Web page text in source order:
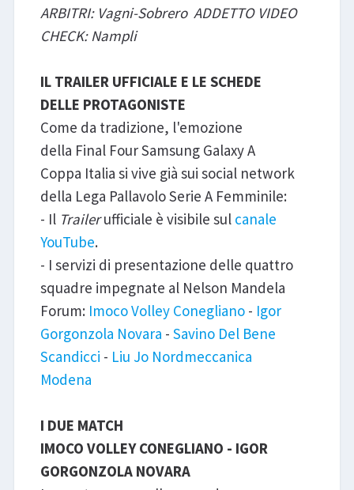
ARBITRI: Vagni-Sobrero ADDETTO VIDEO
CHECK: Nampli
IL TRAILER UFFICIALE E LE SCHEDE
DELLE PROTAGONISTE
Come da tradizione, l'emozione
della Final Four Samsung Galaxy A
Coppa Italia si vive già sui social network
della Lega Pallavolo Serie A Femminile:
- Il Trailerufficiale è visibile sul canale
YouTube.
- I servizi di presentazione delle quattro
squadre impegnate al Nelson Mandela
Forum: Imoco Volley Conegliano- Igor
Gorgonzola Novara - Savino Del Bene
Scandicci - Liu Jo Nordmeccanica
Modena
I DUE MATCH
IMOCO VOLLEY CONEGLIANO - IGOR
GORGONZOLA NOVARA